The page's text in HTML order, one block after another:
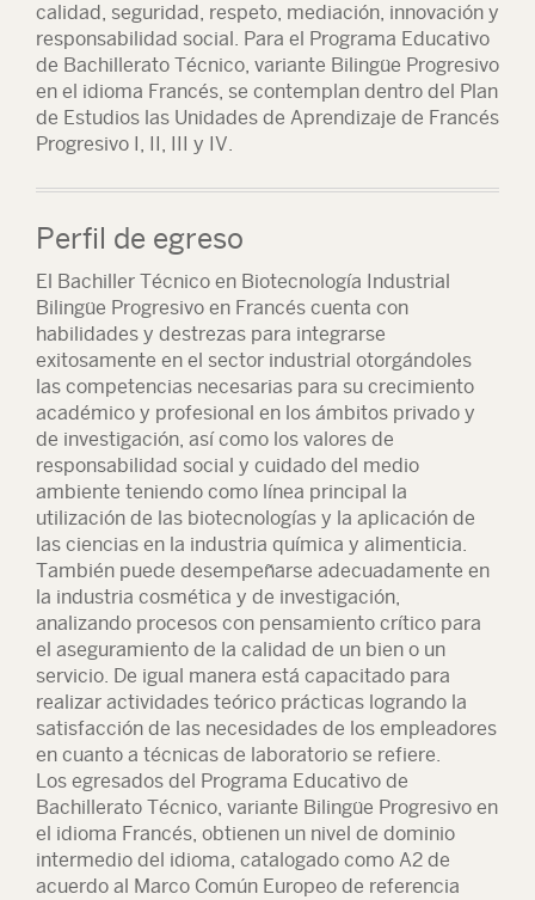
calidad, seguridad, respeto, mediación, innovación y
responsabilidad social. Para el Programa Educativo
de Bachillerato Técnico, variante Bilingüe Progresivo
en el idioma Francés, se contemplan dentro del Plan
de Estudios las Unidades de Aprendizaje de Francés
Progresivo I, II, III y IV.
Perfil de egreso
El Bachiller Técnico en Biotecnología Industrial
Bilingüe Progresivo en Francés cuenta con
habilidades y destrezas para integrarse
exitosamente en el sector industrial otorgándoles
las competencias necesarias para su crecimiento
académico y profesional en los ámbitos privado y
de investigación, así como los valores de
responsabilidad social y cuidado del medio
ambiente teniendo como línea principal la
utilización de las biotecnologías y la aplicación de
las ciencias en la industria química y alimenticia.
También puede desempeñarse adecuadamente en
la industria cosmética y de investigación,
analizando procesos con pensamiento crítico para
el aseguramiento de la calidad de un bien o un
servicio. De igual manera está capacitado para
realizar actividades teórico prácticas logrando la
satisfacción de las necesidades de los empleadores
en cuanto a técnicas de laboratorio se refiere.
Los egresados del Programa Educativo de
Bachillerato Técnico, variante Bilingüe Progresivo en
el idioma Francés, obtienen un nivel de dominio
intermedio del idioma, catalogado como A2 de
acuerdo al Marco Común Europeo de referencia